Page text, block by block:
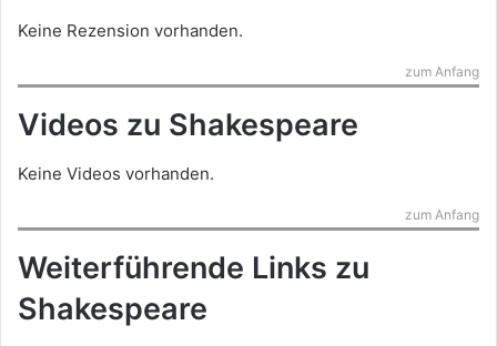
Keine Rezension vorhanden.
zum Anfang
Videos zu Shakespeare
Keine Videos vorhanden.
zum Anfang
Weiterführende Links zu
Shakespeare